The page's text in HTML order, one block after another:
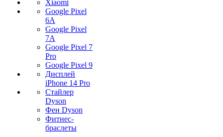
Xiaomi
Google Pixel
6A
Google Pixel
7А
Google Pixel 7
Pro
Google Pixel 9
Дисплей
iPhone 14 Pro
Стайлер
Dyson
Фен Dyson
Фитнес-
браслеты